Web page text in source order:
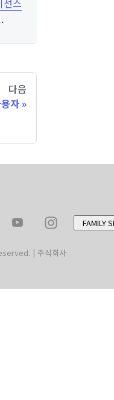
선스
다음
자
FAMILY
| 주식회사